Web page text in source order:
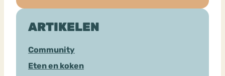
ARTIKELEN
Community
Eten en koken